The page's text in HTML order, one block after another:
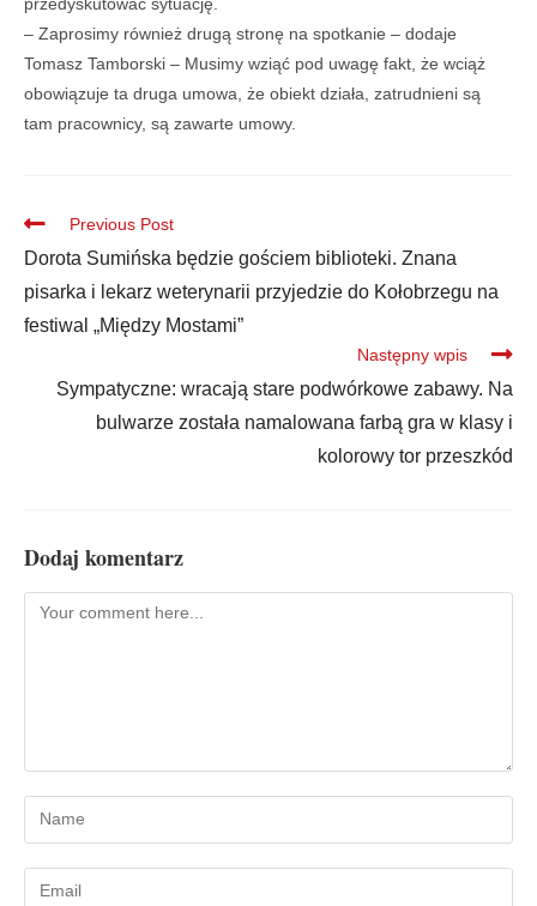
– Zaprosimy również drugą stronę na spotkanie – dodaje
Tomasz Tamborski – Musimy wziąć pod uwagę fakt, że wciąż
obowiązuje ta druga umowa, że obiekt działa, zatrudnieni są
tam pracownicy, są zawarte umowy.
Previous Post
Dorota Sumińska będzie gościem biblioteki. Znana
pisarka i lekarz weterynarii przyjedzie do Kołobrzegu na
festiwal „Między Mostami”
Następny wpis
Sympatyczne: wracają stare podwórkowe zabawy. Na
bulwarze została namalowana farbą gra w klasy i
kolorowy tor przeszkód
Dodaj komentarz